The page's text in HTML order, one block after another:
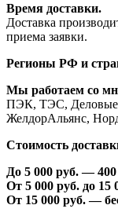
Время доставки.
Доставка
приема заявки.
Регионы РФ и
Мы работаем со
ПЭК, ТЭС, Деловые
ЖелдорАльянс,
Стоимость
До 5 000 руб. —40
От 5 000 руб. до 15
От 15 000 руб. —